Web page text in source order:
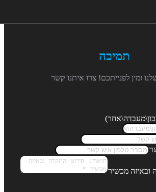
תמיכה
לפנייתכם! צרו איתנו קשר
מכשיר